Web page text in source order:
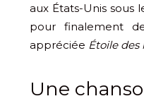
aux États-Unis sous
pour finalement
appréciée Étoile des
Une